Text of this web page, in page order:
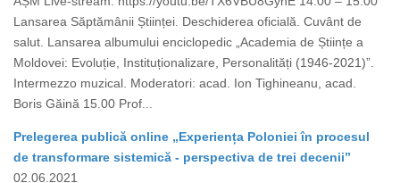
Lansarea Săptămânii Științei. Deschiderea oficială. Cuvânt de
salut. Lansarea albumului enciclopedic „Academia de Științe a
Moldovei: Evoluție, Instituționalizare, Personalități (1946-2021)”.
Intermezzo muzical. Moderatori: acad. Ion Tighineanu, acad.
Boris Găină 15.00 Prof...
Prelegerea publică online „Experiența Poloniei în procesul
de transformare sistemică - perspectiva de trei decenii”
02.06.2021